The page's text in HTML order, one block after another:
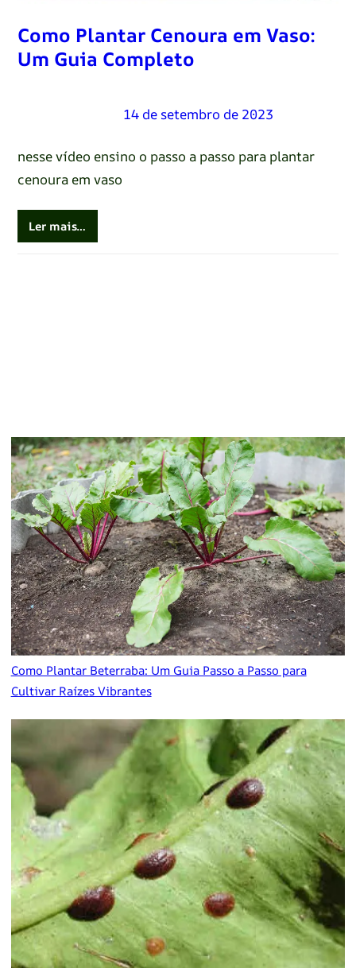
Como Plantar Cenoura em Vaso:
Um Guia Completo
14 de setembro de 2023
nesse vídeo ensino o passo a passo para plantar
cenoura em vaso
Ler mais…
Como Plantar Beterraba: Um Guia Passo a Passo para
Cultivar Raízes Vibrantes